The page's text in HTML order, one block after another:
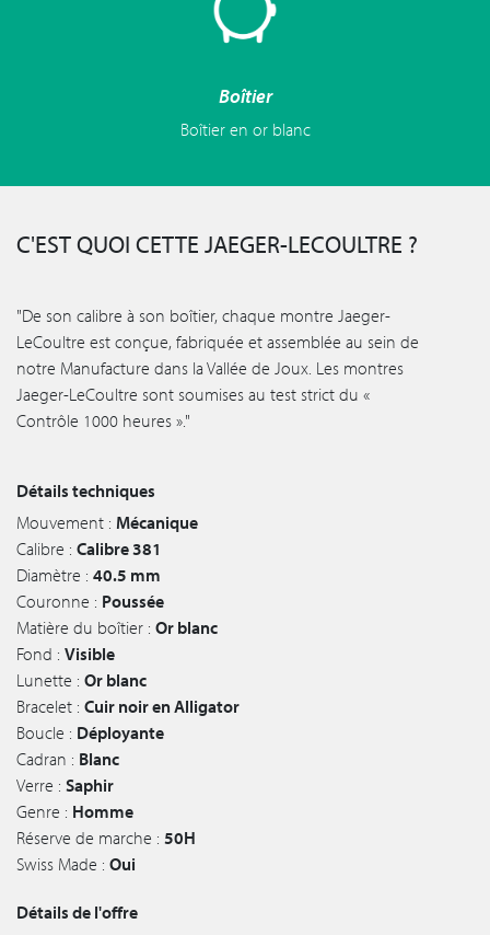
Boîtier
Boîtier en or blanc
C'EST QUOI CETTE JAEGER-LECOULTRE ?
"De son calibre à son boîtier, chaque montre Jaeger-
LeCoultre est conçue, fabriquée et assemblée au sein de
notre Manufacture dans la Vallée de Joux. Les montres
Jaeger-LeCoultre sont soumises au test strict du «
Contrôle 1000 heures »."
Détails techniques
Mouvement : Mécanique
Calibre : Calibre 381
Diamètre : 40.5 mm
Couronne : Poussée
Matière du boîtier : Or blanc
Fond : Visible
Lunette : Or blanc
Bracelet : Cuir noir en Alligator
Boucle : Déployante
Cadran : Blanc
Verre : Saphir
Genre : Homme
Réserve de marche : 50H
Swiss Made : Oui
Détails de l'offre